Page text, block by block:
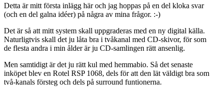
Detta är mitt första inlägg här och jag hoppas på en del kloka svar
(och en del galna idéer) på några av mina frågor. :-)
Det är så att mitt system skall uppgraderas med en ny digital källa.
Naturligtvis skall det ju låta bra i tvåkanal med CD-skivor, för som
de flesta andra i min ålder är ju CD-samlingen rätt ansenlig.
Men samtidigt är det ju rätt kul med hemmabio. Så det senaste
inköpet blev en Rotel RSP 1068, dels för att den lät väldigt bra som
två-kanals försteg och dels på surround funtionerna.